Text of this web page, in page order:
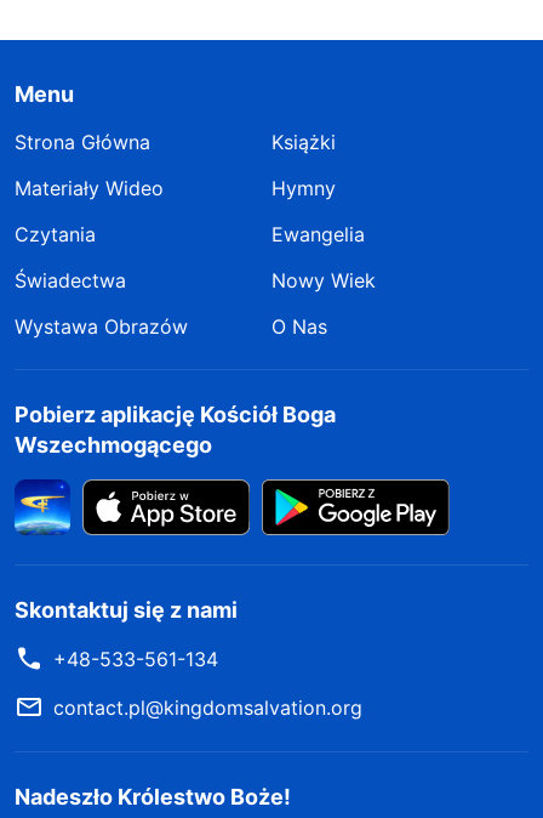
Menu
Strona Główna
Książki
Materiały Wideo
Hymny
Czytania
Ewangelia
Świadectwa
Nowy Wiek
Wystawa Obrazów
O Nas
Pobierz aplikację Kościół Boga
Wszechmogącego
Skontaktuj się z nami
+48-533-561-134
contact.pl@kingdomsalvation.org
Nadeszło Królestwo Boże!